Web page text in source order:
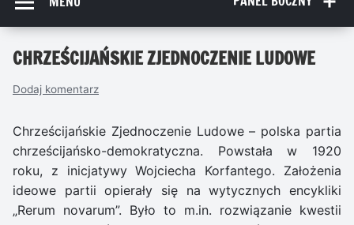
CHRZEŚCIJAŃSKIE ZJEDNOCZENIE LUDOWE
Dodaj komentarz
Chrześcijańskie Zjednoczenie Ludowe – polska partia
chrześcijańsko-demokratyczna. Powstała w 1920
roku, z inicjatywy Wojciecha Korfantego. Założenia
ideowe partii opierały się na wytycznych encykliki
„Rerum novarum”. Było to m.in. rozwiązanie kwestii